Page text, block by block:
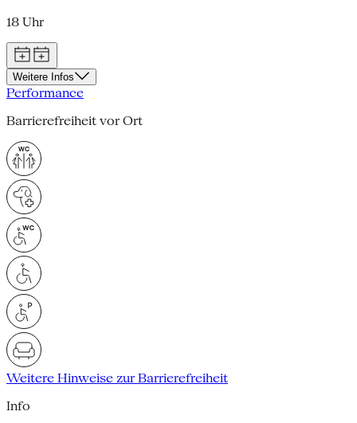
18 Uhr
Weitere Infos
Performance
Barrierefreiheit vor Ort
Weitere Hinweise zur Barrierefreiheit
Info